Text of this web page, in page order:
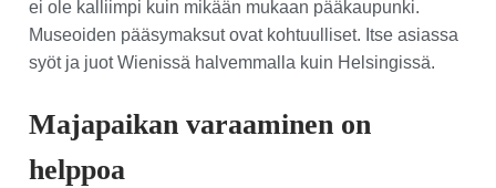
ei ole kalliimpi kuin mikään mukaan pääkaupunki.
Museoiden pääsymaksut ovat kohtuulliset. Itse asiassa
syöt ja juot Wienissä halvemmalla kuin Helsingissä.
Majapaikan varaaminen on
helppoa